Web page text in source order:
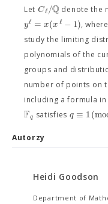
Let Cℓ/Q denote the
yℓ = x(xℓ − 1), where
study the limiting
polynomials of the
groups and
number of points on
including a formula
Fq satisfies q ≡ 1(mo
Autorzy
Heidi Goodson
Department of